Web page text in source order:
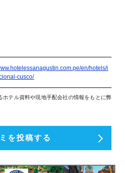
en/hotels/i
cusco/
ホテル資料や現地手配会社の情報をもとに弊
を投稿する